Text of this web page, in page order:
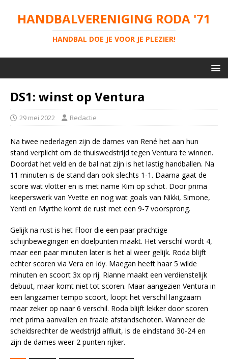
HANDBALVERENIGING RODA '71
HANDBAL DOE JE VOOR JE PLEZIER!
DS1: winst op Ventura
29 mei 2022 Redactie
Na twee nederlagen zijn de dames van René het aan hun
stand verplicht om de thuiswedstrijd tegen Ventura te winnen.
Doordat het veld en de bal nat zijn is het lastig handballen. Na
11 minuten is de stand dan ook slechts 1-1. Daarna gaat de
score wat vlotter en is met name Kim op schot. Door prima
keeperswerk van Yvette en nog wat goals van Nikki, Simone,
Yentl en Myrthe komt de rust met een 9-7 voorsprong.
Gelijk na rust is het Floor die een paar prachtige
schijnbewegingen en doelpunten maakt. Het verschil wordt 4,
maar een paar minuten later is het al weer gelijk. Roda blijft
echter scoren via Vera en Idy. Maegan heeft haar 5 wilde
minuten en scoort 3x op rij. Rianne maakt een verdienstelijk
debuut, maar komt niet tot scoren. Maar aangezien Ventura in
een langzamer tempo scoort, loopt het verschil langzaam
maar zeker op naar 6 verschil. Roda blijft lekker door scoren
met prima aanvallen en fraaie afstandschoten. Wanneer de
scheidsrechter de wedstrijd affluit, is de eindstand 30-24 en
zijn de dames weer 2 punten rijker.